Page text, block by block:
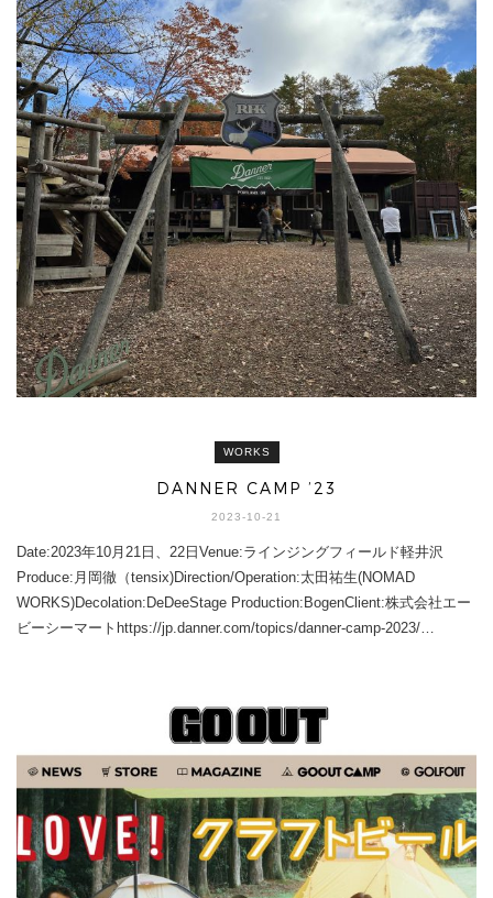
WORKS
DANNER CAMP ’23
2023-10-21
Date:2023年10月21日、22日Venue:ラインジングフィールド軽井沢
Produce:月岡徹（tensix)Direction/Operation:太田祐生(NOMAD
WORKS)Decolation:DeDeeStage Production:BogenClient:株式会社エー
ビーシーマートhttps://jp.danner.com/topics/danner-camp-2023/…